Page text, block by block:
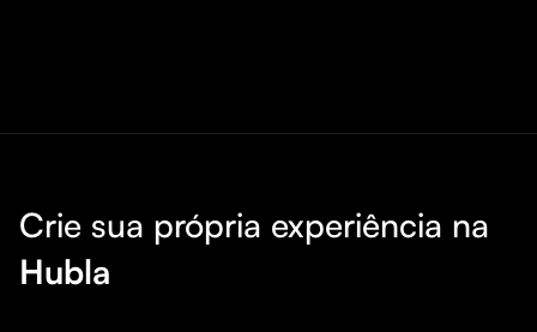
Crie sua própria experiência na
Hubla